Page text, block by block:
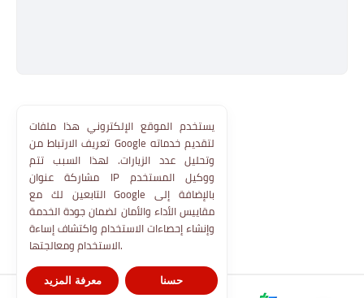
يستخدم الموقع الإلكتروني هذا ملفات
تعريف الارتباط من Google لتقديم خدماته
وتحليل عدد الزيارات. لهذا السبب تتم
مشاركة عنوان IP ووكيل المستخدم
التابعين لك مع Google بالإضافة إلى
مقاييس الأداء والأمان لضمان جودة الخدمة
وإنشاء إحصاءات الاستخدام واكتشاف إساءة
الاستخدام ومعالجتها.
معرفة المزيد حسنا